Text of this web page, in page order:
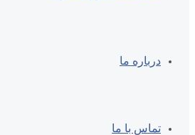
درباره ما
تماس با ما